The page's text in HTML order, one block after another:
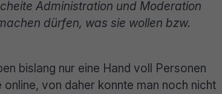
Administration und Moderation
dürfen, was sie wollen bzw.
bislang nur eine Hand voll Personen
von daher konnte man noch nicht